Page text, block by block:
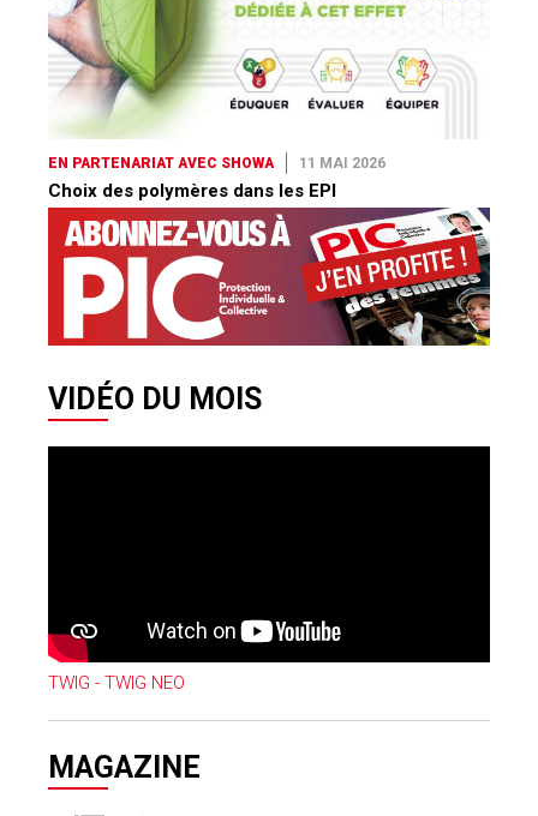
EN PARTENARIAT AVEC SHOWA 11 MAI 2026
Choix des polymères dans les EPI
VIDÉO DU MOIS
TWIG - TWIG NEO
MAGAZINE